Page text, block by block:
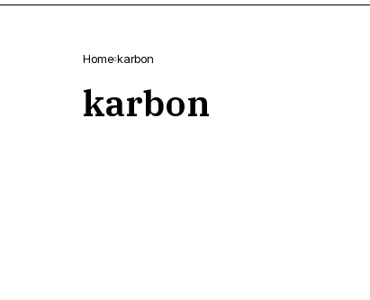
Home karbon
karbon